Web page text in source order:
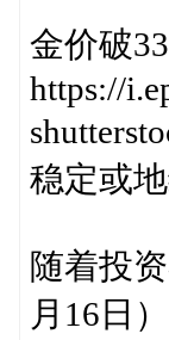
金价破
https://
稳定或
随着投
月16日